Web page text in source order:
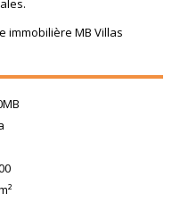
immobilière MB Villas